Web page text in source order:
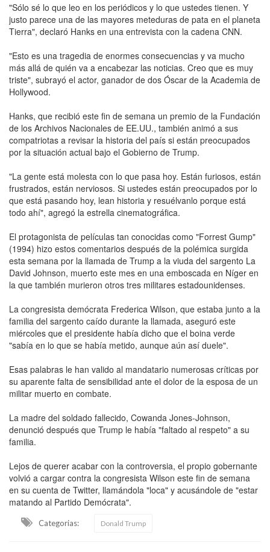
"Sólo sé lo que leo en los periódicos y lo que ustedes tienen. Y
justo parece una de las mayores meteduras de pata en el planeta
Tierra", declaró Hanks en una entrevista con la cadena CNN.
"Esto es una tragedia de enormes consecuencias y va mucho
más allá de quién va a encabezar las noticias. Creo que es muy
triste", subrayó el actor, ganador de dos Óscar de la Academia de
Hollywood.
Hanks, que recibió este fin de semana un premio de la Fundación
de los Archivos Nacionales de EE.UU., también animó a sus
compatriotas a revisar la historia del país si están preocupados
por la situación actual bajo el Gobierno de Trump.
"La gente está molesta con lo que pasa hoy. Están furiosos, están
frustrados, están nerviosos. Si ustedes están preocupados por lo
que está pasando hoy, lean historia y resuélvanlo porque está
todo ahí", agregó la estrella cinematográfica.
El protagonista de películas tan conocidas como "Forrest Gump"
(1994) hizo estos comentarios después de la polémica surgida
esta semana por la llamada de Trump a la viuda del sargento La
David Johnson, muerto este mes en una emboscada en Níger en
la que también murieron otros tres militares estadounidenses.
La congresista demócrata Frederica Wilson, que estaba junto a la
familia del sargento caído durante la llamada, aseguró este
miércoles que el presidente había dicho que el boina verde
"sabía en lo que se había metido, aunque aún así duele".
Esas palabras le han valido al mandatario numerosas críticas por
su aparente falta de sensibilidad ante el dolor de la esposa de un
militar muerto en combate.
La madre del soldado fallecido, Cowanda Jones-Johnson,
denunció después que Trump le había "faltado al respeto" a su
familia.
Lejos de querer acabar con la controversia, el propio gobernante
volvió a cargar contra la congresista Wilson este fin de semana
en su cuenta de Twitter, llamándola "loca" y acusándole de "estar
matando al Partido Demócrata".
Categorias: Donald Trump